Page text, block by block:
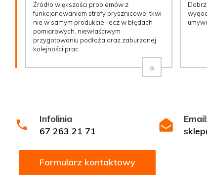
Źródło większości problemów z
funkcjonowaniem strefy prysznicowej tkwi
nie w samym produkcie, lecz w błędach
pomiarowych, niewłaściwym
przygotowaniu podłoża oraz zaburzonej
kolejności prac.
Infolinia
67 263 21 71
Formularz kontaktowy